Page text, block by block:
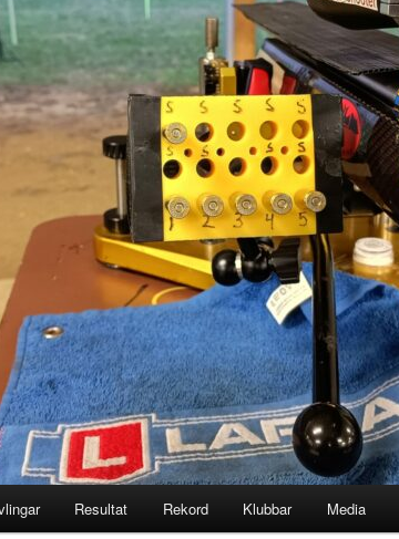
Resultat Rekord Klubbar Media